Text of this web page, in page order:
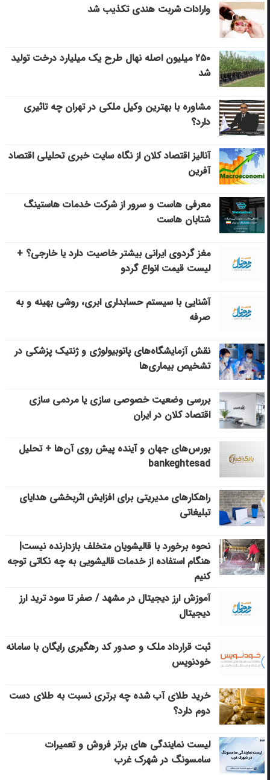
وارادات شربت هندی تکذیب شد
۲۵۰ میلیون اصله نهال طرح یک میلیارد درخت تولید
شد
مشاوره با بهترین وکیل ملکی در تهران چه تاثیری
دارد؟
آنالیز اقتصاد کلان از نگاه سایت خبری تحلیلی اقتصاد
آفرین
معرفی هاست و سرور از شرکت خدمات هاستینگ
شتابان هاست
مغز گردوی ایرانی بیشتر خاصیت دارد یا خارجی؟ +
لیست قیمت انواع گردو
آشنایی با سیستم حسابداری ابری، روشی بهینه و به
صرفه
نقش آزمایشگاه‌های پاتوبیولوژی و ژنتیک پزشکی در
تشخیص بیماری‌ها
بررسی وضعیت خصوصی سازی یا مردمی سازی
اقتصاد کلان در ایران
بورس‌های جهان و آینده پیش روی آن‌ها + تحلیل
bankeghtesad
راهکارهای مدیریتی برای افزایش اثربخشی هدایای
تبلیغاتی
نحوه برخورد با قالیشویان متخلف بازدارنده نیست|
هنگام استفاده از خدمات قالیشویی به چه نکاتی توجه
کنیم
آموزش ارز دیجیتال در مشهد / صفر تا سود ترید ارز
دیجیتال
ثبت قرارداد ملک و صدور کد رهگیری رایگان با سامانه
خودنویس
خرید طلای آب شده چه برتری نسبت به طلای دست
دوم دارد؟
لیست نمایندگی های برتر فروش و تعمیرات
سامسونگ در شهرک غرب